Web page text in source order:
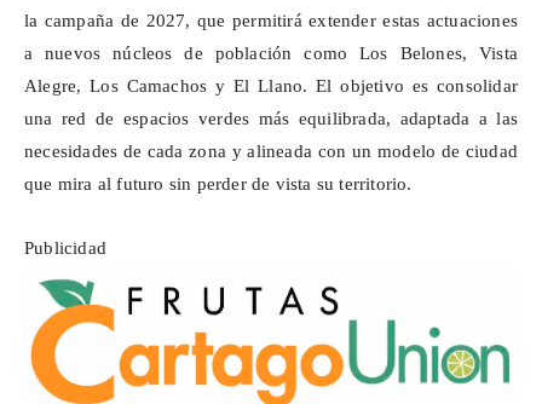
la campaña de 2027, que permitirá extender estas actuaciones
a nuevos núcleos de población como Los Belones, Vista
Alegre, Los Camachos y El Llano. El objetivo es consolidar
una red de espacios verdes más equilibrada, adaptada a las
necesidades de cada zona y alineada con un modelo de ciudad
que mira al futuro sin perder de vista su territorio.
Publicidad